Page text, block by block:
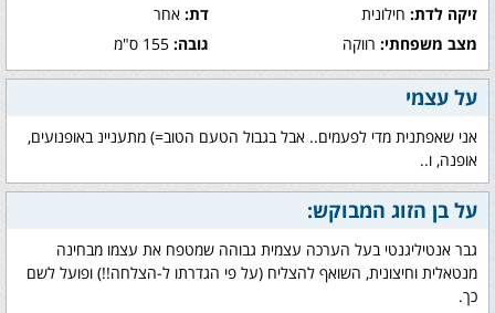
זיקה לדת: חילונית דת:אחר
מצב משפחתי: רווקה גובה:155 ס"מ
על עצמי
אני שאפתנית מדי לפעמים.. אבל בגבול הטעם הטוב=) מתעניינ באופנועים,
אופנה, ו..
על בן הזוג המבוקש:
גבר אנטיליגנטי בעל הערכה עצמית גבוהה שמטפח את עצמו מבחינה
מנטאלית וחיצונית, השואף להצליח (על פי הגדרתו ל-הצלחה!!) ופועל לשם
כך.